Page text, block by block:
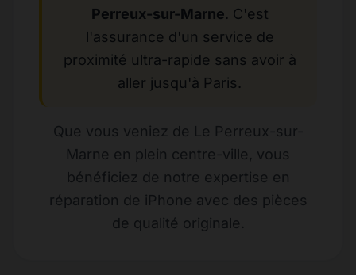
Perreux-sur-Marne. C'est
l'assurance d'un service de
proximité ultra-rapide sans avoir à
aller jusqu'à Paris.
Que vous veniez de Le Perreux-sur-
Marne en plein centre-ville, vous
bénéficiez de notre expertise en
réparation de iPhone avec des pièces
de qualité originale.